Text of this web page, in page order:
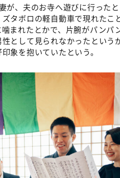
が、夫のお寺へ遊びに行った
タボロの軽自動車で現れたこ
まれたとかで、片腕がパン
として見られなかったという
象を抱いていたという。